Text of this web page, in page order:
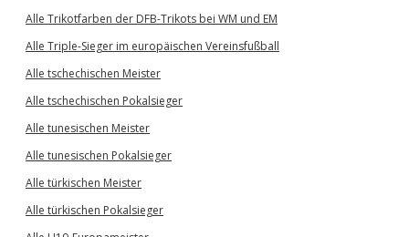
Alle Trikotfarben der DFB-Trikots bei WM und EM
Alle Triple-Sieger im europäischen Vereinsfußball
Alle tschechischen Meister
Alle tschechischen Pokalsieger
Alle tunesischen Meister
Alle tunesischen Pokalsieger
Alle türkischen Meister
Alle türkischen Pokalsieger